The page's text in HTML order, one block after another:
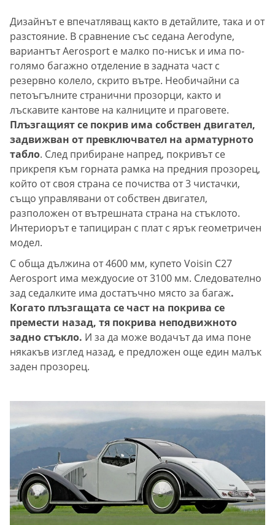
Дизайнът е впечатляващ както в детайлите, така и от
разстояние. В сравнение със седана Aerodyne,
вариантът Aerosport е малко по-нисък и има по-
голямо багажно отделение в задната част с
резервно колело, скрито вътре. Необичайни са
петоъгълните странични прозорци, както и
лъскавите кантове на калниците и праговете.
Плъзгащият се покрив има собствен двигател,
задвижван от превключвател на арматурното
табло. След прибиране напред, покривът се
прикрепя към горната рамка на предния прозорец,
който от своя страна се почиства от 3 чистачки,
също управлявани от собствен двигател,
разположен от вътрешната страна на стъклото.
Интериорът е тапициран с плат с ярък геометричен
модел.
С обща дължина от 4600 мм, купето Voisin C27
Aerosport има междуосие от 3100 мм. Следователно
зад седалките има достатъчно място за багаж.
Когато плъзгащата се част на покрива се
премести назад, тя покрива неподвижното
задно стъкло. И за да може водачът да има поне
някакъв изглед назад, е предложен още един малък
заден прозорец.